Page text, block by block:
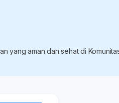
yang aman dan sehat di